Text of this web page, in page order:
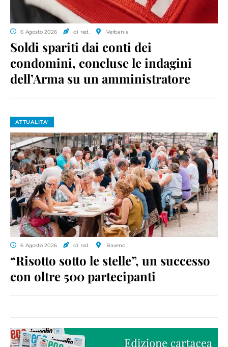
6 Agosto 2026 di red. Verbania
Soldi spariti dai conti dei
condomini, concluse le indagini
dell’Arma su un amministratore
ATTUALITA'
6 Agosto 2026 di red. Baveno
“Risotto sotto le stelle”, un successo
con oltre 500 partecipanti